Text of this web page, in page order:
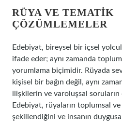
RÜYA VE TEMATIK
ÇÖZÜMLEMELER
Edebiyat, bireysel bir içsel
ifade eder; aynı zamanda
yorumlama biçimidir. Rüyada
kişisel bir bağın değil, aynı
ilişkilerin ve varoluşsal soruların
Edebiyat, rüyaların toplumsal
şekillendiğini ve insanın duygusal